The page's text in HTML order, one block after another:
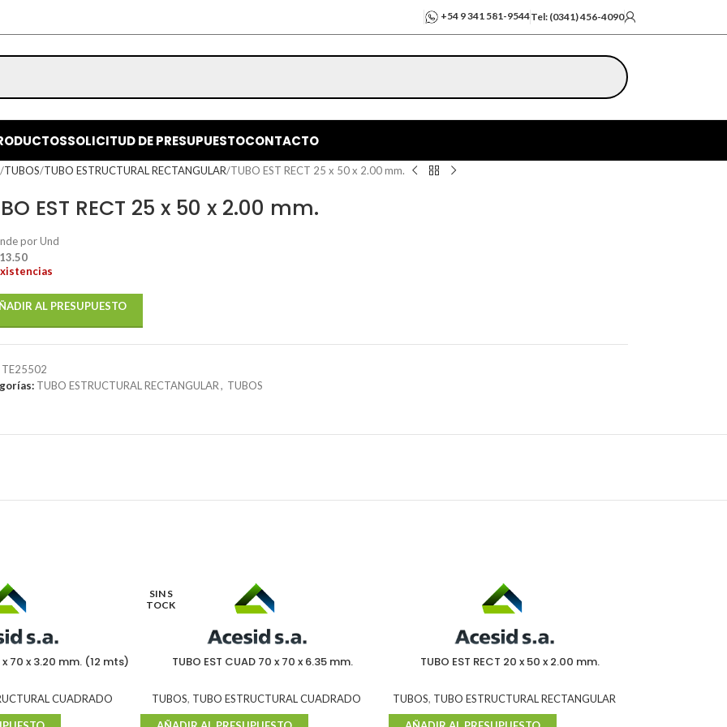
+54 9 341 581-9544Tel: (0341) 456-4090
SOLICITUD DE PRESUPUESTOCONTACTO
TUBOS TUBO ESTRUCTURAL RECTANGULAR TUBO EST RECT 25 x 50 x 2.00 mm.
EST RECT 25 x 50 x 2.00 mm.
por Und
AL PRESUPUESTO
TE25502
TUBO ESTRUCTURAL RECTANGULAR , TUBOS
x 70 x 3.20 mm. (12 mts)
CUADRADO
SIN S
TOCK
TUBO EST CUAD 70 x 70 x 6.35 mm.
TUBOS, TUBO ESTRUCTURAL CUADRADO
TUBO EST RECT 20 x 50 x 2.00 mm.
TUBOS, TUBO ESTRUCTURAL RECTANGULAR